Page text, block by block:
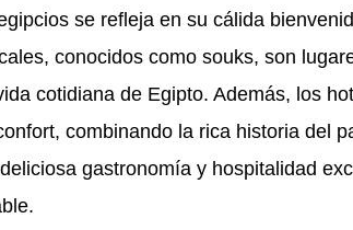
se refleja en su cálida
conocidos como souks, son
cotidiana de Egipto. Además, los
combinando la rica historia del
gastronomía y hospitalidad